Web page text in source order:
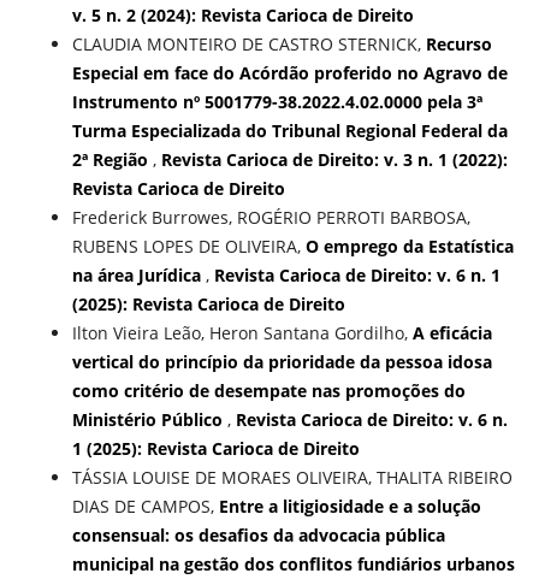
v. 5 n. 2 (2024): Revista Carioca de Direito
CLAUDIA MONTEIRO DE CASTRO STERNICK, Recurso
Especial em face do Acórdão proferido no Agravo de
Instrumento nº 5001779-38.2022.4.02.0000 pela 3ª
Turma Especializada do Tribunal Regional Federal da
2ª Região , Revista Carioca de Direito: v. 3 n. 1 (2022):
Revista Carioca de Direito
Frederick Burrowes, ROGÉRIO PERROTI BARBOSA,
RUBENS LOPES DE OLIVEIRA, O emprego da Estatística
na área Jurídica , Revista Carioca de Direito: v. 6 n. 1
(2025): Revista Carioca de Direito
Ilton Vieira Leão, Heron Santana Gordilho, A eficácia
vertical do princípio da prioridade da pessoa idosa
como critério de desempate nas promoções do
Ministério Público , Revista Carioca de Direito: v. 6 n.
1 (2025): Revista Carioca de Direito
TÁSSIA LOUISE DE MORAES OLIVEIRA, THALITA RIBEIRO
DIAS DE CAMPOS, Entre a litigiosidade e a solução
consensual: os desafios da advocacia pública
municipal na gestão dos conflitos fundiários urbanos